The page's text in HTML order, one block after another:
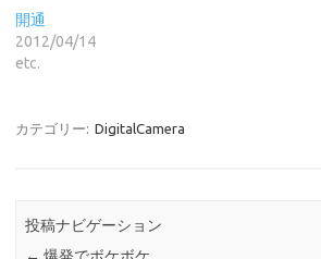
開通
2012/04/14
etc.
カテゴリー: DigitalCamera
投稿ナビゲーション